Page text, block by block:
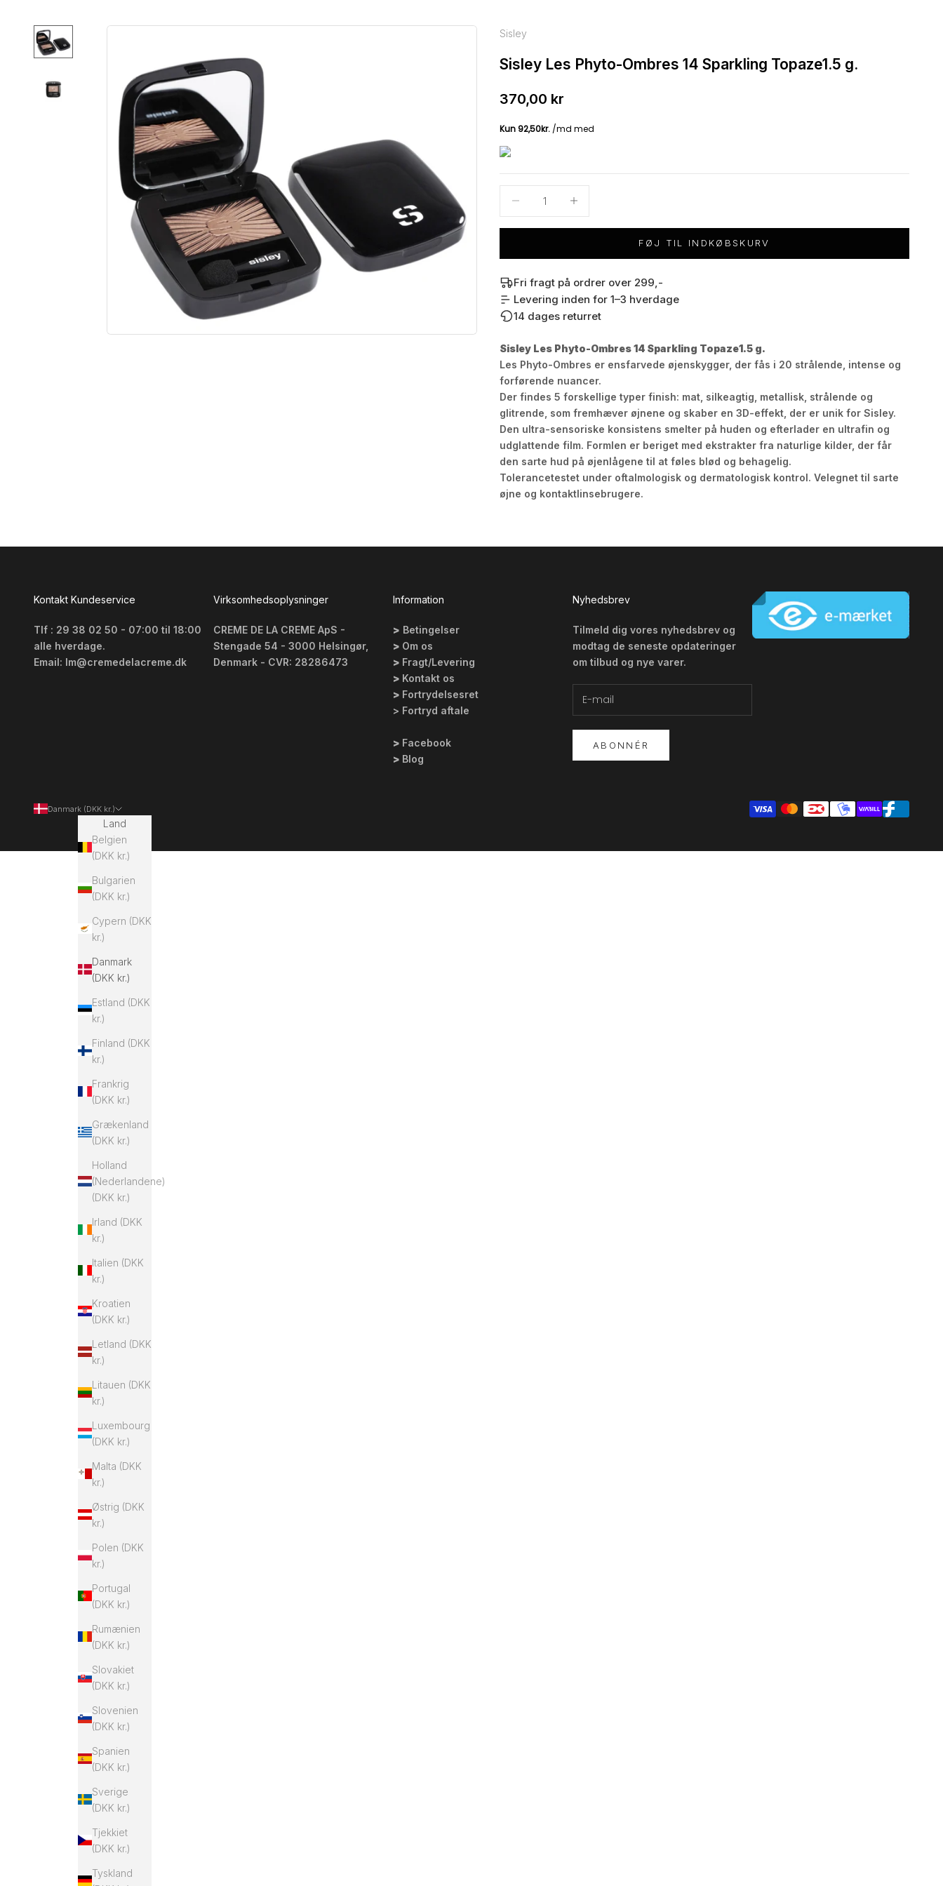
Sisley
Sisley Les Phyto-Ombres 14 Sparkling Topaze1.5 g.
Salgspris
370,00 kr
FØJ TIL INDKØBSKURV
Fri fragt på ordrer over 299,-
Levering inden for 1–3 hverdage
14 dages returret
Sisley Les Phyto-Ombres 14 Sparkling Topaze1.5 g.
Les Phyto-Ombres er ensfarvede øjenskygger, der fås i 20 strålende, intense og
forførende nuancer.
Der findes 5 forskellige typer finish: mat, silkeagtig, metallisk, strålende og
glitrende, som fremhæver øjnene og skaber en 3D-effekt, der er unik for Sisley.
Den ultra-sensoriske konsistens smelter på huden og efterlader en ultrafin og
udglattende film. Formlen er beriget med ekstrakter fra naturlige kilder, der får
den sarte hud på øjenlågene til at føles blød og behagelig.
Tolerancetestet under oftalmologisk og dermatologisk kontrol. Velegnet til sarte
øjne og kontaktlinsebrugere.
Kontakt Kundeservice
Tlf : 29 38 02 50 - 07:00 til 18:00
alle hverdage.
Email: lm@cremedelacreme.dk
Virksomhedsoplysninger
CREME DE LA CREME ApS -
Stengade 54 - 3000 Helsingør,
Denmark - CVR: 28286473
Information
> Betingelser
> Om os
> Fragt/Levering
> Kontakt os
> Fortrydelsesret
> Fortryd aftale
> Facebook
> Blog
Nyhedsbrev
Tilmeld dig vores nyhedsbrev og
modtag de seneste opdateringer
om tilbud og nye varer.
ABONNÉR
Danmark (DKK kr.)
Land
Belgien
(DKK kr.)
Bulgarien
(DKK kr.)
Cypern (DKK
kr.)
Danmark
(DKK kr.)
Estland (DKK
kr.)
Finland (DKK
kr.)
Frankrig
(DKK kr.)
Grækenland
(DKK kr.)
Holland
(Nederlandene)
(DKK kr.)
Irland (DKK
kr.)
Italien (DKK
kr.)
Kroatien
(DKK kr.)
Letland (DKK
kr.)
Litauen (DKK
kr.)
Luxembourg
(DKK kr.)
Malta (DKK
kr.)
Østrig (DKK
kr.)
Polen (DKK
kr.)
Portugal
(DKK kr.)
Rumænien
(DKK kr.)
Slovakiet
(DKK kr.)
Slovenien
(DKK kr.)
Spanien
(DKK kr.)
Sverige
(DKK kr.)
Tjekkiet
(DKK kr.)
Tyskland